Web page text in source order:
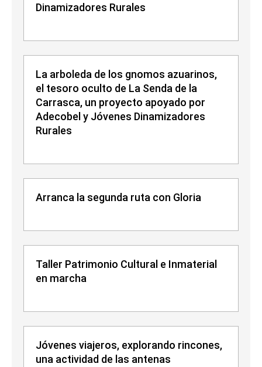
Dinamizadores Rurales
La arboleda de los gnomos azuarinos,
el tesoro oculto de La Senda de la
Carrasca, un proyecto apoyado por
Adecobel y Jóvenes Dinamizadores
Rurales
Arranca la segunda ruta con Gloria
Taller Patrimonio Cultural e Inmaterial
en marcha
Jóvenes viajeros, explorando rincones,
una actividad de las antenas